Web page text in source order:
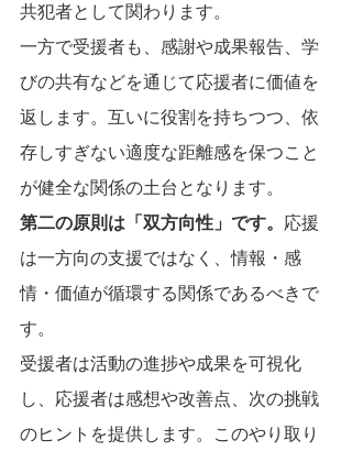
共犯者として関わります。
一方で受援者も、感謝や成果報告、学
びの共有などを通じて応援者に価値を
返します。互いに役割を持ちつつ、依
存しすぎない適度な距離感を保つこと
が健全な関係の土台となります。
第二の原則は「双方向性」です。 応援
は一方向の支援ではなく、情報・感
情・価値が循環する関係であるべきで
す。
受援者は活動の進捗や成果を可視化
し、応援者は感想や改善点、次の挑戦
のヒントを提供します。このやり取り